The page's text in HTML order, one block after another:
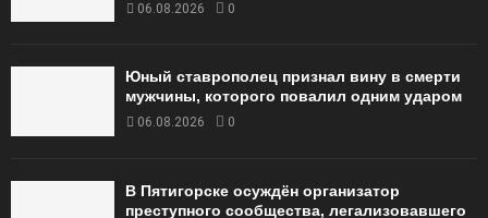
06.08.2026 0
Юный ставрополец признал вину в смерти
мужчины, которого повалил одним ударом
06.08.2026 0
В Пятигорске осуждён организатор
преступного сообщества, легализовавшего